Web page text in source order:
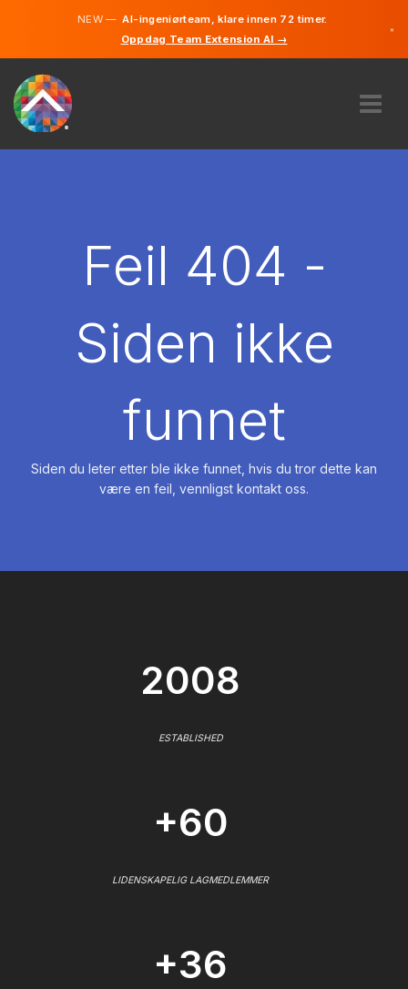
NEW —AI-ingeniørteam, klare innen 72 timer.
Oppdag Team Extension AI →
×
Feil 404 -
Siden ikke
funnet
Siden du leter etter ble ikke funnet, hvis du tror dette kan
være en feil, vennligst kontakt oss.
2008
ESTABLISHED
+60
LIDENSKAPELIG LAGMEDLEMMER
+36